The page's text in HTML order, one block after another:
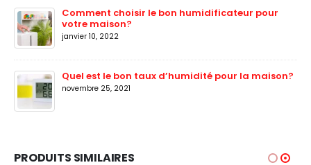
Comment choisir le bon humidificateur pour
votre maison?
janvier 10, 2022
Quel est le bon taux d’humidité pour la maison?
novembre 25, 2021
PRODUITS SIMILAIRES